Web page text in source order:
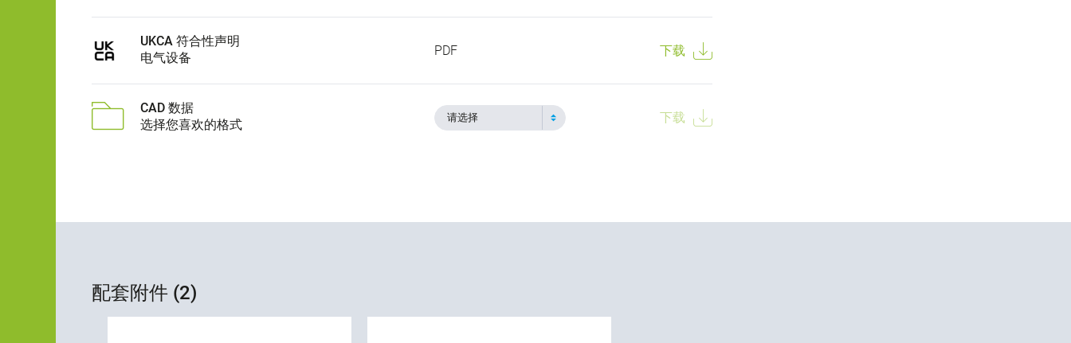
UKCA 符合性声明
电气设备
PDF 下载
CAD 数据
选择您喜欢的格式
请选择 下载
配套附件 (2)